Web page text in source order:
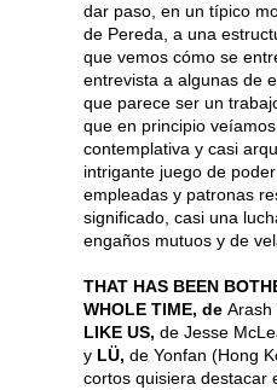
dar paso, en un típico
de Pereda, a una
que vemos cómo se
entrevista a algunas de
que parece ser un
que en principio
contemplativa y casi
intrigante juego de
empleadas y patronas
significado, casi una
engaños mutuos y de
THAT HAS BEEN
WHOLE TIME, de Arash
LIKE US, de Jesse
y LÜ, de Yonfan (Hong
cortos quisiera destacar